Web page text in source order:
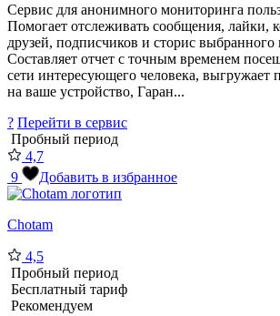
Сервис для анонимного мониторинга
Помогает отслеживать сообщения, лайки,
друзей, подписчиков и сторис выбранного
Составляет отчет с точным временем
сети интересующего человека, выгружает
на ваше устройство, Гаран...
? Перейти в сервис
Пробный период
4,7
9
Добавить в избранное
Chotam
4,5
Пробный период
Бесплатный тариф
Рекомендуем